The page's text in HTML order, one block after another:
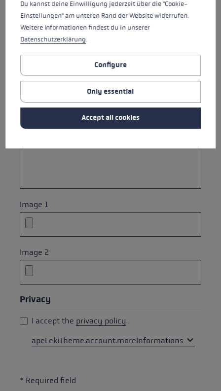
Product URL
Image 1
Image 2
Privacy
I accept the privacy policy.
apeLekiTheme.account.moreInformations
* Required field
Du kannst deine Einwilligung jederzeit über die "Cookie-
Einstellungen" am unteren Rand der Website widerrufen.
Weitere Informationen findest du in unserer
Datenschutzerklärung.
Configure
Only essential
Accept all cookies